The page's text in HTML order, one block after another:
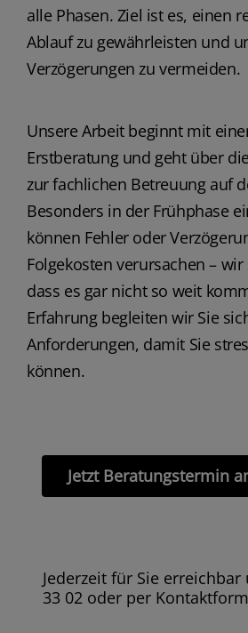
alle Phasen. Ziel ist es, einen
Ablauf zu gewährleisten und
Verzögerungen zu vermeiden.
Unsere Arbeit beginnt mit
Erstberatung und geht über
zur fachlichen Betreuung auf
Besonders in der Frühphase
können Fehler oder
Folgekosten verursachen –
dass es gar nicht so weit
Erfahrung begleiten wir Sie
Anforderungen, damit Sie
können.
Jetzt Beratungstermin
Jederzeit für Sie erreichbar
33 02 oder per